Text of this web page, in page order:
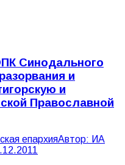
Синодального
и
и
Православной
епархияАвтор: ИА